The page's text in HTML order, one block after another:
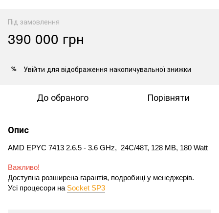
Під замовлення
390 000 грн
% Увійти для відображення накопичувальної знижки
До обраного Порівняти
Опис
AMD EPYC 7413 2.6.5 - 3.6 GHz,  24C/48T, 128 MB, 180 Watt
Важливо!
Доступна розширена гарантія, подробиці у менеджерів.
Усі процесори на Socket SP3